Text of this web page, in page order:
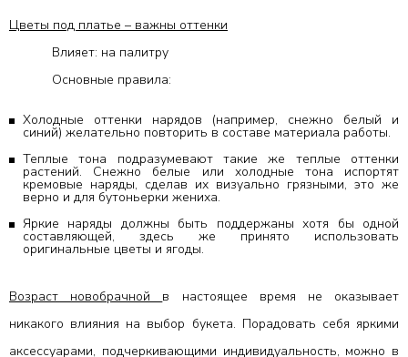
Цветы под платье – важны оттенки
Влияет: на палитру
Основные правила:
Холодные оттенки нарядов (например, снежно белый и
синий) желательно повторить в составе материала работы.
Теплые тона подразумевают такие же теплые оттенки
растений. Снежно белые или холодные тона испортят
кремовые наряды, сделав их визуально грязными, это же
верно и для бутоньерки жениха.
Яркие наряды должны быть поддержаны хотя бы одной
составляющей, здесь же принято использовать
оригинальные цветы и ягоды.
Возраст новобрачной в настоящее время не оказывает
никакого влияния на выбор букета. Порадовать себя яркими
аксессуарами, подчеркивающими индивидуальность, можно в